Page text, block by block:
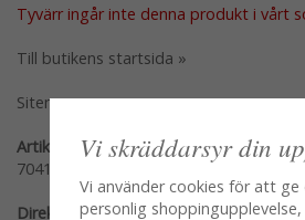
Tyvärr ingår inte denna produkt i vårt
Till butikens startsida »
Sitemap »
Artikelnummer:
704101
Direktlänk:
Vi skräddarsyr din
Vi använder cookies för att ge
personlig shoppingupplevelse,